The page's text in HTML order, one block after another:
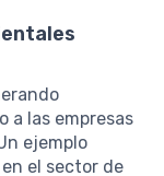
a las empresas
ejemplo
el sector de